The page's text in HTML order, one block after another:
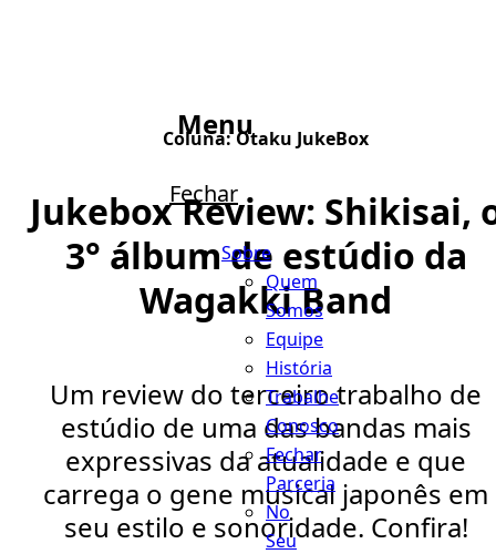
Menu
Fechar
Sobre
Quem
Somos
Equipe
História
Trabalhe
Conosco
Fechar
Parceria
No
Seu
Coluna:Otaku JukeBox
Jukebox Review: Shikisai,
3° álbum de estúdio da
Wagakki Band
Um review do terceiro trabalho de
estúdio de uma das bandas mais
expressivas da atualidade e que
carrega o gene musical japonês em
seu estilo e sonoridade. Confira!